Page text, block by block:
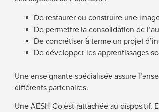
De restaurer ou construire une
De permettre la consolidation de
De concrétiser à terme un projet
De développer les apprentissages
Une enseignante spécialisée assure
différents partenaires.
Une AESH-Co est rattachée au dispositif.